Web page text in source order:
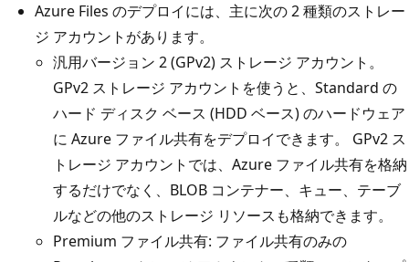
Azure Files のデプロイには、主に次の 2 種類のストレー
ジ アカウントがあります。
汎用バージョン 2 (GPv2) ストレージ アカウント。
GPv2 ストレージ アカウントを使うと、Standard の
ハード ディスク ベース (HDD ベース) のハードウェア
に Azure ファイル共有をデプロイできます。 GPv2 ス
トレージ アカウントでは、Azure ファイル共有を格納
するだけでなく、BLOB コンテナー、キュー、テーブ
ルなどの他のストレージ リソースも格納できます。
Premium ファイル共有: ファイル共有のみの